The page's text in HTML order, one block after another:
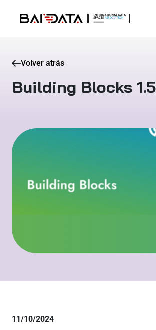
Volver atrás
Building Blocks 1.5
11/10/2024